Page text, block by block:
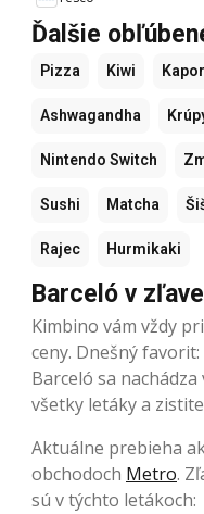
Ďalšie
Pizza Kiwi Kapor
Ashwagandha
Nintendo Switch
Sushi Matcha
Rajec Hurmikaki
Barceló v
Kimbino vám vždy
ceny. Dnešný
Barceló sa
všetky letáky a
Aktuálne prebieha
obchodoch Metro.
sú v týchto letákoch: